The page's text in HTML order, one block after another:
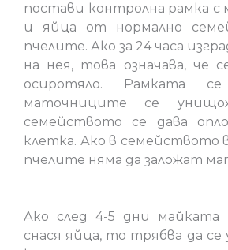
постави контролна рамка с
и яйца от нормално
пчелите. Ако за 24 часа
на нея, това означава, че
осиротяло. Рамката
маточниците се
семейството се дава
клетка. Ако в семейството
пчелите няма да заложат
Ако след 4-5 дни майката
снася яйца, то трябва да